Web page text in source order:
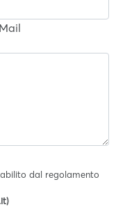
Mail
dal regolamento